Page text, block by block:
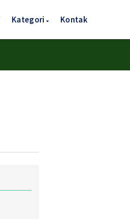
Kategori Kontak